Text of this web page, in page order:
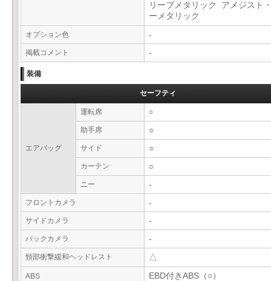
リーブメタリック アメジスト
ーメタリック
オプション色 -
掲載コメント -
装備
セーフティ
エアバッグ
運転席 ○
助手席 ○
サイド ○
カーテン ○
ニー -
フロントカメラ -
サイドカメラ -
バックカメラ -
頸部衝撃緩和ヘッドレスト △
ABS EBD付きABS（○）